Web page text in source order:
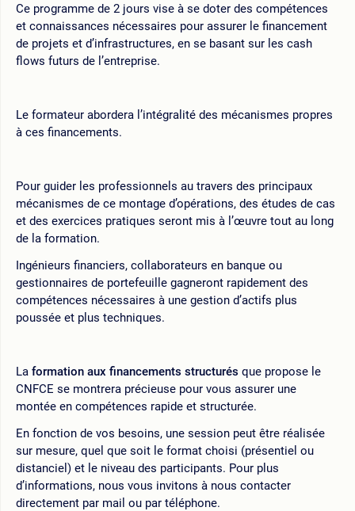
Ce programme de 2 jours vise à se doter des compétences
et connaissances nécessaires pour assurer le financement
de projets et d’infrastructures, en se basant sur les cash
flows futurs de l’entreprise.
Le formateur abordera l’intégralité des mécanismes propres
à ces financements.
Pour guider les professionnels au travers des principaux
mécanismes de ce montage d’opérations, des études de cas
et des exercices pratiques seront mis à l’œuvre tout au long
de la formation.
Ingénieurs financiers, collaborateurs en banque ou
gestionnaires de portefeuille gagneront rapidement des
compétences nécessaires à une gestion d’actifs plus
poussée et plus techniques.
La formation aux financements structurés que propose le
CNFCE se montrera précieuse pour vous assurer une
montée en compétences rapide et structurée.
En fonction de vos besoins, une session peut être réalisée
sur mesure, quel que soit le format choisi (présentiel ou
distanciel) et le niveau des participants. Pour plus
d’informations, nous vous invitons à nous contacter
directement par mail ou par téléphone.